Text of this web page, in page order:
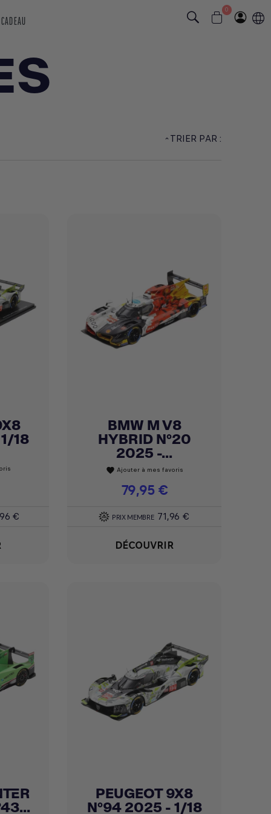
0
TRIER PAR :
18
€
Achat express
BMW M V8
HYBRID N°20
2025 -...
favorite Ajouter à mes favoris
Prix
79,95 €
PRIX MEMBRE 71,96 €
DÉCOUVRIR
Achat express
PEUGEOT 9X8
N°94 2025 - 1/18